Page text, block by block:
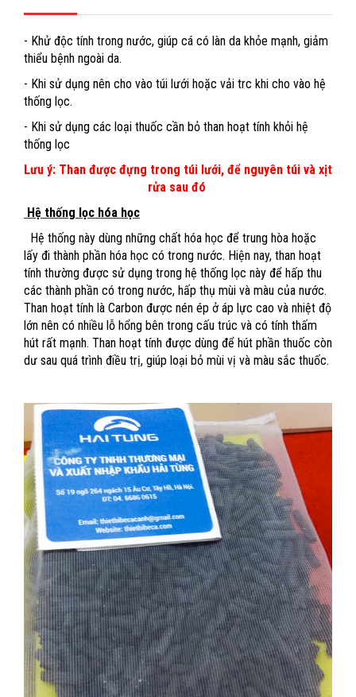
- Khử độc tính trong nước, giúp cá có làn da khỏe mạnh, giảm
thiểu bệnh ngoài da.
- Khi sử dụng nên cho vào túi lưới hoặc vải trc khi cho vào hệ
thống lọc.
- Khi sử dụng các loại thuốc cần bỏ than hoạt tính khỏi hệ
thống lọc
Lưu ý: Than được đựng trong túi lưới, để nguyên túi và xịt
rửa sau đó
Hệ thống lọc hóa học
Hệ thống này dùng những chất hóa học để trung hòa hoặc
lấy đi thành phần hóa học có trong nước. Hiện nay, than hoạt
tính thường được sử dụng trong hệ thống lọc này để hấp thu
các thành phần có trong nước, hấp thụ mùi và màu của nước.
Than hoạt tính là Carbon được nén ép ở áp lực cao và nhiệt độ
lớn nên có nhiều lỗ hổng bên trong cấu trúc và có tính thấm
hút rất mạnh. Than hoạt tính được dùng để hút phần thuốc còn
dư sau quá trình điều trị, giúp loại bỏ mùi vị và màu sắc thuốc.